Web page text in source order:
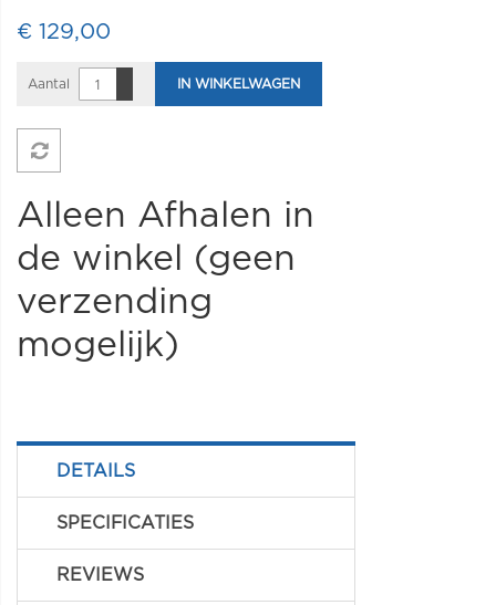
€ 129,00
Aantal IN WINKELWAGEN
Alleen Afhalen in
de winkel (geen
verzending
mogelijk)
DETAILS
SPECIFICATIES
REVIEWS